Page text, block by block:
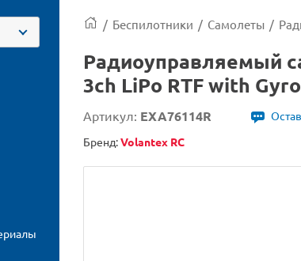
/ Беспилотники / Самолеты /
Радиоуправляемый
3ch LiPo RTF with Gyro
Артикул: EXA76114R
Бренд:Volantex RC